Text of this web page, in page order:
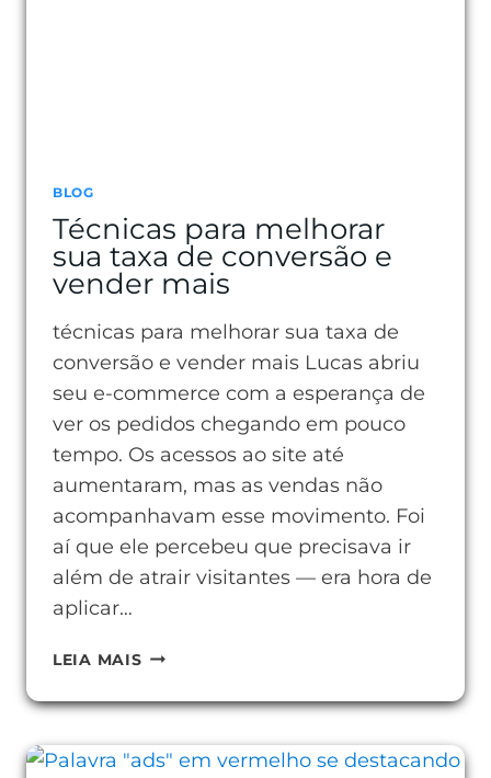
BLOG
Técnicas para melhorar
sua taxa de conversão e
vender mais
técnicas para melhorar sua taxa de
conversão e vender mais Lucas abriu
seu e-commerce com a esperança de
ver os pedidos chegando em pouco
tempo. Os acessos ao site até
aumentaram, mas as vendas não
acompanhavam esse movimento. Foi
aí que ele percebeu que precisava ir
além de atrair visitantes — era hora de
aplicar…
LEIA MAISTÉCNICAS
SUA